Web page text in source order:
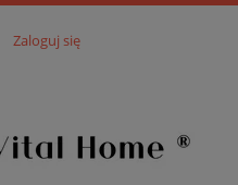
Zaloguj się